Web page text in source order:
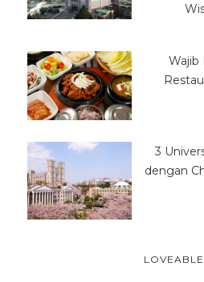
Wajib
3
dengan